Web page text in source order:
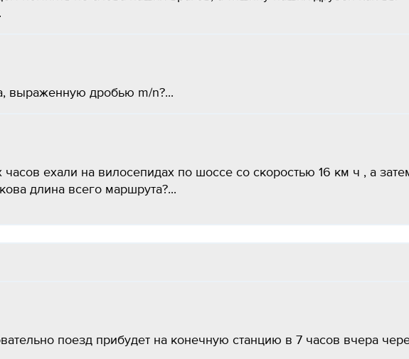
выраженную дробью m/n?...
часов ехали на вилосепидах по шоссе со скоростью 16 км ч , а
длина всего маршрута?...
поезд прибудет на конечную станцию в 7 часов вчера